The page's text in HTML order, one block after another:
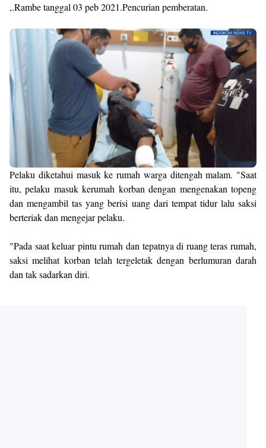
,.Rambe tanggal 03 peb 2021.Pencurian pemberatan.
Pelaku diketahui masuk ke rumah warga ditengah malam. "Saat
itu, pelaku masuk kerumah korban dengan mengenakan topeng
dan mengambil tas yang berisi uang dari tempat tidur lalu saksi
berteriak dan mengejar pelaku.
"Pada saat keluar pintu rumah dan tepatnya di ruang teras rumah,
saksi melihat korban telah tergeletak dengan berlumuran darah
dan tak sadarkan diri.